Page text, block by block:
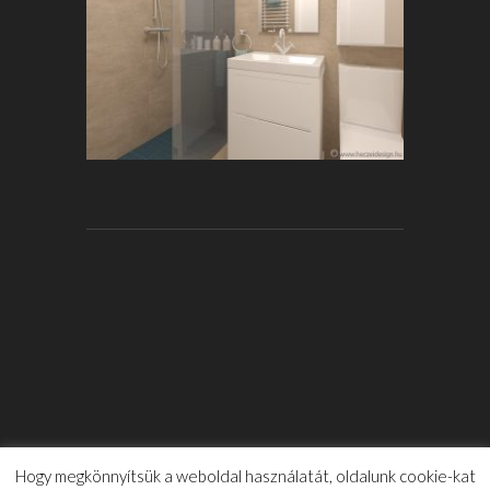
Hogy megkönnyítsük a weboldal használatát, oldalunk cookie-kat